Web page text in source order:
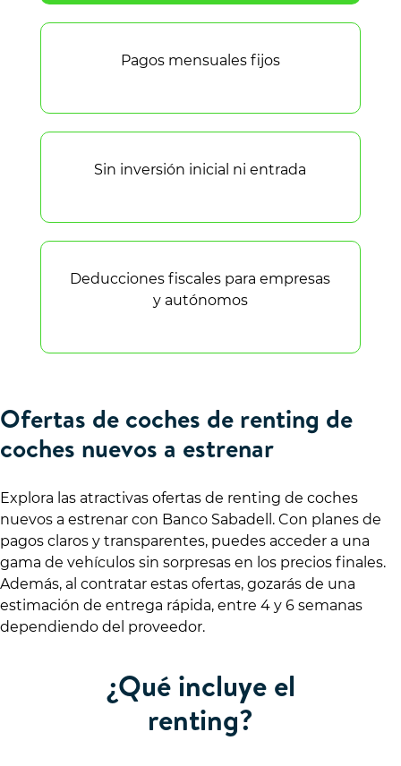
Pagos mensuales fijos
Sin inversión inicial ni entrada
Deducciones fiscales para empresas
y autónomos
Ofertas de coches de renting de
coches nuevos a estrenar
Explora las atractivas ofertas de renting de coches
nuevos a estrenar con Banco Sabadell. Con planes de
pagos claros y transparentes, puedes acceder a una
gama de vehículos sin sorpresas en los precios finales.
Además, al contratar estas ofertas, gozarás de una
estimación de entrega rápida, entre 4 y 6 semanas
dependiendo del proveedor.
¿Qué incluye el
renting?